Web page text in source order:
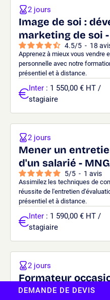
Image de soi :
marketing de soi -
4.5/5 - 18
Apprenez à mieux vous vendre
personnelle avec notre
présentiel et à distance.
2 jours
Inter : 1 550,00 € HT /
stagiaire
Mener un
d'un salarié -
5/5 - 1 avis
Assimilez les techniques de
réussite de l'entretien
présentiel et à distance.
2 jours
Inter : 1 590,00 € HT /
stagiaire
Formateur
Incontournable
2 jours
DEMANDE DE DEVIS